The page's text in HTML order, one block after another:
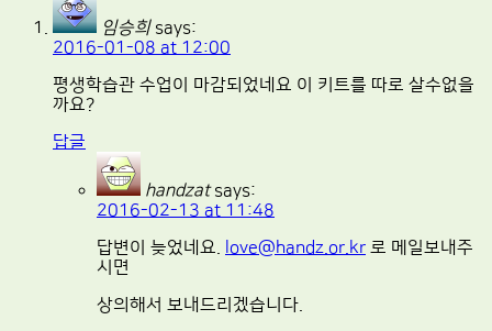
임승희 says:
2016-01-08 at 12:00
평생학습관 수업이 마감되었네요 이 키트를 따로 살수없을
까요?
답글
handzat says:
2016-02-13 at 11:48
답변이 늦었네요.
love@handz.or.kr 로 메일보내주
시면
상의해서 보내드리겠습니다.